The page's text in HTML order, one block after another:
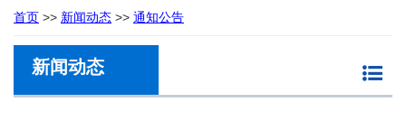
首页 >> 新闻动态 >> 通知公告
新闻动态